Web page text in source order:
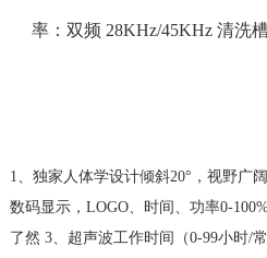
率：双频 28KHz/45KHz 清洗
1、独家人体学设计倾斜20°，视野广
数码显示，LOGO、时间、功率0-
了然 3、超声波工作时间（0-99小时/